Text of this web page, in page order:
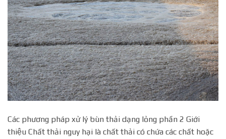
Các phương pháp xử lý bùn thải dạng lỏng phần 2 Giới
thiệu Chất thải nguy hại là chất thải có chứa các chất hoặc